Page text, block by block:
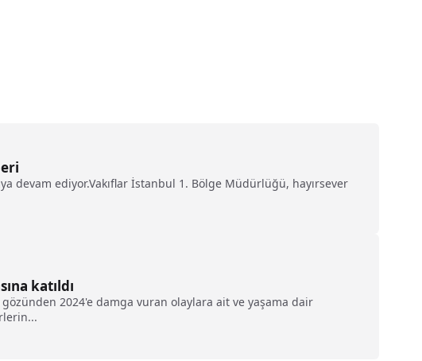
devam ediyor.Vakıflar İstanbul 1. Bölge Müdürlüğü, hayırsever
katıldı
gözünden 2024'e damga vuran olaylara ait ve yaşama dair